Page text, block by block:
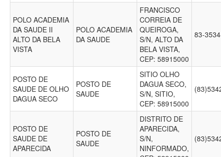
POLO ACADEMIA
DA SAUDE II
ALTO DA BELA
VISTA
POLO ACADEMIA
DA SAUDE
FRANCISCO
CORREIA DE
QUEIROGA,
S/N, ALTO DA
BELA VISTA,
CEP: 58915000
83-
POSTO DE
SAUDE DE OLHO
DAGUA SECO
POSTO DE
SAUDE
SITIO OLHO
DAGUA SECO,
S/N, SITIO,
CEP: 58915000
POSTO DE
SAUDE DE
APARECIDA
POSTO DE
SAUDE
DISTRITO DE
APARECIDA,
S/N,
NINFORMADO,